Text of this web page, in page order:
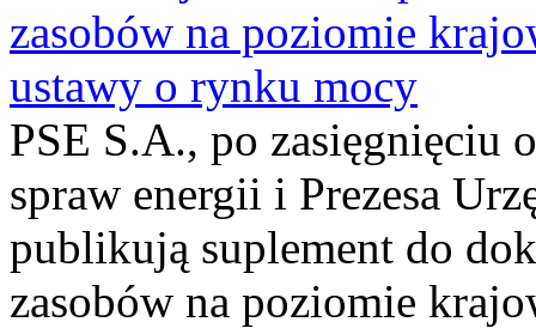
zasobów na poziomie
ustawy o rynku mocy
PSE S.A., po zasięgnięciu
spraw energii i Prezesa
publikują suplement do
zasobów na poziomie